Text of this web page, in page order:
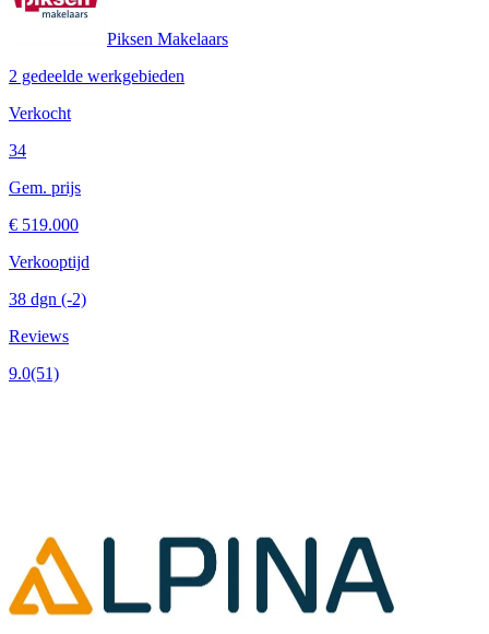
Piksen Makelaars
2 gedeelde werkgebieden
Verkocht
34
Gem. prijs
€ 519.000
Verkooptijd
38 dgn (-2)
Reviews
9.0(51)